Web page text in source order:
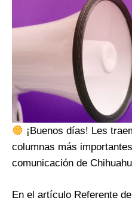
¡Buenos días! Les
columnas más
comunicación de
En el artículo Referente